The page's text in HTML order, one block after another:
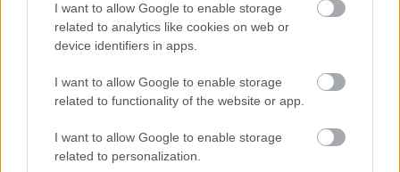
I want to allow Google to enable storage
related to analytics like cookies on web or
device identifiers in apps.
I want to allow Google to enable storage
related to functionality of the website or app.
I want to allow Google to enable storage
related to personalization.
A húszas években épült Dél-Manhattanbena
csupán nyolcszintes Delmonico's Building, amit
sokszor emlegettek már, mint a Flatiron kistestvére.
Amúgy sok testvére van a világban, a Wikipédán
egész szócikke vana flatiron buildingeknek, azaz a
háromszög alapra épített kisebb-nagyobb
épületeknek. Nem egy köztük idősebb, mint a híres
manhattani, igaz, magasabb és népszerűbb egy